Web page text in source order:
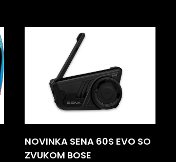
k
p
i
s
u
NOVINKA SENA 60S EVO SO
ZVUKOM BOSE